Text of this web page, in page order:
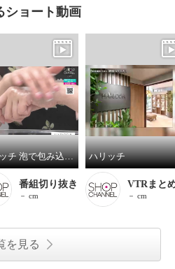
ショート動画
ハリッチ 泡で包み込むように落とす 洗顔＆クレンジング モイスチャライザー クレンジング ２本セット
番組切り抜き
－ cm
ハリッチ
VTRまと
－ cm
を見る